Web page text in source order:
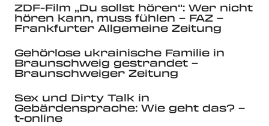
ZDF-Film „Du sollst hören“: Wer nicht
hören kann, muss fühlen – FAZ –
Frankfurter Allgemeine Zeitung
Gehörlose ukrainische Familie in
Braunschweig gestrandet –
Braunschweiger Zeitung
Sex und Dirty Talk in
Gebärdensprache: Wie geht das? –
t-online